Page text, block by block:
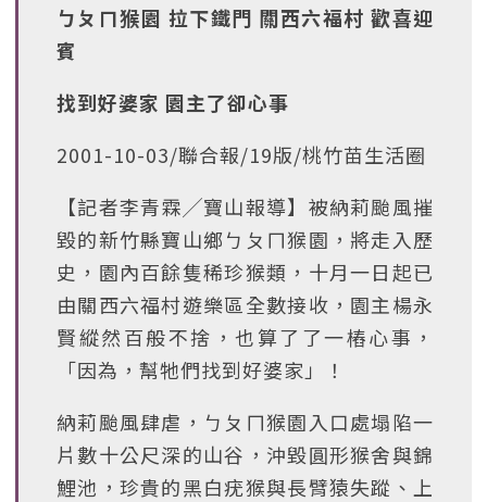
ㄅㄆㄇ猴園 拉下鐵門 關西六福村 歡喜迎
賓
找到好婆家 園主了卻心事
2001-10-03/聯合報/19版/桃竹苗生活圈
【記者李青霖╱寶山報導】被納莉颱風摧
毀的新竹縣寶山鄉ㄅㄆㄇ猴園，將走入歷
史，園內百餘隻稀珍猴類，十月一日起已
由關西六福村遊樂區全數接收，園主楊永
賢縱然百般不捨，也算了了一樁心事，
「因為，幫牠們找到好婆家」！
納莉颱風肆虐，ㄅㄆㄇ猴園入口處塌陷一
片數十公尺深的山谷，沖毀圓形猴舍與錦
鯉池，珍貴的黑白疣猴與長臂猿失蹤、上